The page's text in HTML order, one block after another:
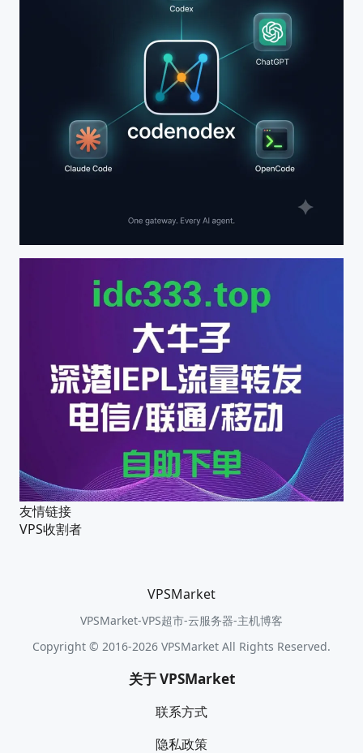
友情链接
VPS收割者
VPSMarket
VPSMarket-VPS超市-云服务器-主机博客
Copyright © 2016-2026 VPSMarket All Rights Reserved.
关于 VPSMarket
联系方式
隐私政策